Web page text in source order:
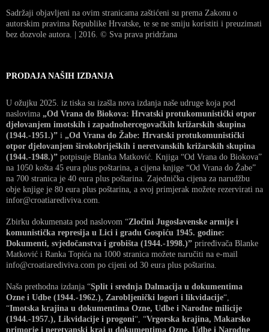
Sadržaji objavljeni na ovim stranicama zaštićeni su prema Zakonu o
autorskim pravima Republike Hrvatske, te se ne smiju koristiti i preuzimati
bez dozvole autora. | 2016. © Sva prava pridržana
PRODAJA NAŠIH IZDANJA
U ožujku 2025. iz tiska su izašla nova izdanja naše udruge koja pod
naslovima „Od Vrana do Biokova: Hrvatski protukomunistički otpor
djelovanjem imotskih i zapadnohercegovačkih križarskih skupina
(1944.-1951.)” i „Od Vrana do Žabe: Hrvatski protukomunistički
otpor djelovanjem širokobrijeških i neretvanskih križarskih skupina
(1944.-1948.)” potpisuje Blanka Matković. Knjiga “Od Vrana do Biokova”
na 1050 košta 45 eura plus poštarina, a cijena knjige “Od Vrana do Žabe”
na 700 stranica je 40 eura plus poštarina. Zajednička cijena za narudžbu
obje knjige je 80 eura plus poštarina, a svoj primjerak možete rezervirati na
infor@croatiarediviva.com.
Zbirku dokumenata pod naslovom “Zločini Jugoslavenske armije i
komunistička represija u Lici i gradu Gospiću 1945. godine:
Dokumenti, svjedočanstva i grobišta (1944.-1998.)” priređivača Blanke
Matković i Ranka Topića na 1000 stranica možete naručiti na e-mail
info@croatiarediviva.com po cijeni od 30 eura plus poštarina.
Naša prethodna izdanja “Split i srednja Dalmacija u dokumentima
Ozne i Udbe (1944.-1962.), Zarobljenički logori i likvidacije“,
“Imotska krajina u dokumentima Ozne, Udbe i Narodne milicije
(1944.-1957.), Likvidacije i progoni“, “Vrgorska krajina, Makarsko
primorje i neretvanski kraj u dokumentima Ozne, Udbe i Narodne